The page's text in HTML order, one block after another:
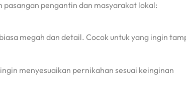
pengantin dan masyarakat lokal:
megah dan detail. Cocok untuk yang ingin
menyesuaikan pernikahan sesuai keinginan